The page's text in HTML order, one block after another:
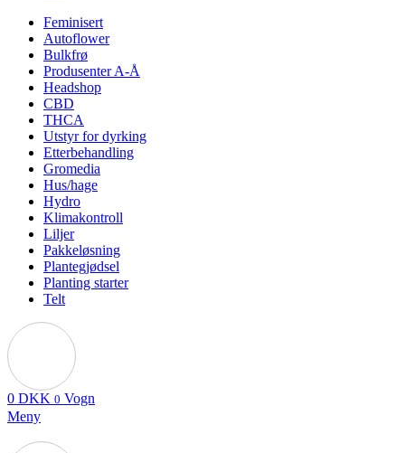
Feminisert
Autoflower
Bulkfrø
Produsenter A-Å
Headshop
CBD
THCA
Utstyr for dyrking
Etterbehandling
Gromedia
Hus/hage
Hydro
Klimakontroll
Liljer
Pakkeløsning
Plantegjødsel
Planting starter
Telt
0 DKK 0 Vogn
Meny